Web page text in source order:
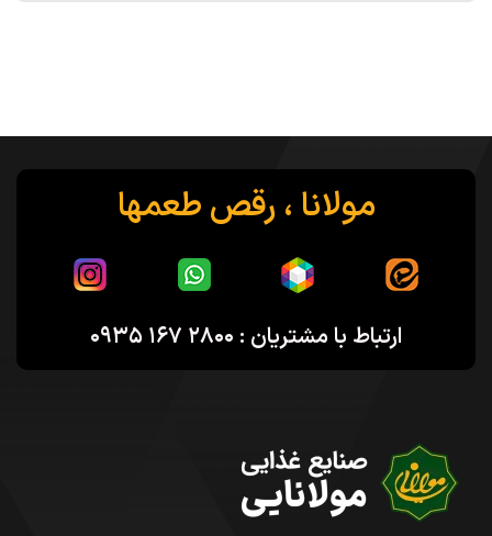
مولانا ، رقص طعمها
ارتباط با مشتریان : ۲۸۰۰ ۱۶۷ ۰۹۳۵